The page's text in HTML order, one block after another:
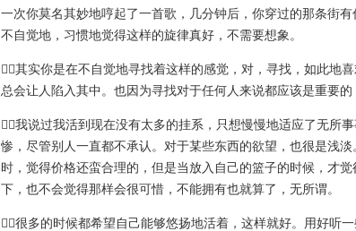
一次你莫名其妙地哼起了一首歌，几分钟后，你穿过的那条街
不自觉地，习惯地觉得这样的旋律真好，不需要想象。
其实你是在不自觉地寻找着这样的感觉，对，寻找，如此地
总会让人陷入其中。也因为寻找对于任何人来说都应该是重要的
我说过我活到现在没有太多的挂系，只想慢慢地适应了无所
惨，尽管别人一直都不承认。对于某些东西的欲望，也很是浅
时，觉得价格还蛮合理的，但是当放入自己的篮子的时候，才
下，也不会觉得那样会很可惜，不能拥有也就算了，无所谓。
很多的时候都希望自己能够悠扬地活着，这样就好。用好听